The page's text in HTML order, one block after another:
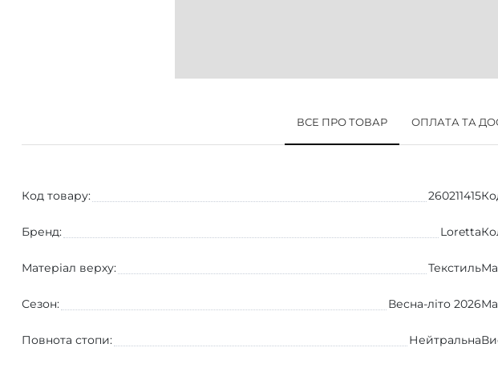
ВСЕ ПРО ТОВАР ОПЛАТА ТА
Код товару: 260211415
Бренд: Loretta
Матеріал верху: Текстиль
Сезон: Весна-літо 2026
Повнота стопи: Нейтральна